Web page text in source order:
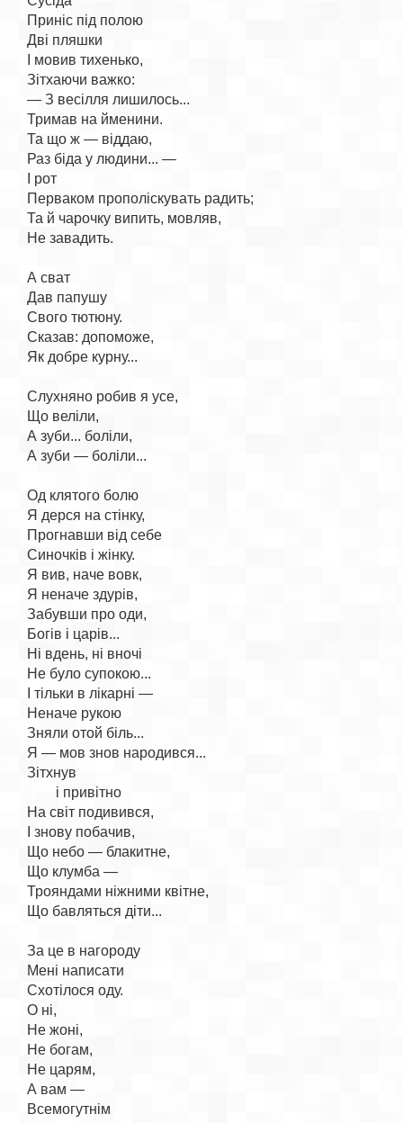
Приніс під полою
Дві пляшки
І мовив тихенько,
Зітхаючи важко:
— З весілля лишилось...
Тримав на йменини.
Та що ж — віддаю,
Раз біда у людини... —
І рот
Перваком прополіскувать радить;
Та й чарочку випить, мовляв,
Не завадить.
А сват
Дав папушу
Свого тютюну.
Сказав: допоможе,
Як добре курну...
Слухняно робив я усе,
Що веліли,
А зуби... боліли,
А зуби — боліли...
Од клятого болю
Я дерся на стінку,
Прогнавши від себе
Синочків і жінку.
Я вив, наче вовк,
Я неначе здурів,
Забувши про оди,
Богів і царів...
Ні вдень, ні вночі
Не було супокою...
І тільки в лікарні —
Неначе рукою
Зняли отой біль...
Я — мов знов народився...
Зітхнув
        і привітно
На світ подивився,
І знову побачив,
Що небо — блакитне,
Що клумба —
Трояндами ніжними квітне,
Що бавляться діти...
За це в нагороду
Мені написати
Схотілося оду.
О ні,
Не жоні,
Не богам,
Не царям,
А вам —
Всемогутнім